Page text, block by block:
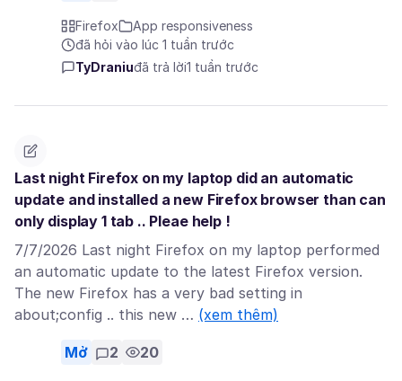
Firefox
App responsiveness
đã hỏi vào lúc 1 tuần trước
TyDraniuđã trả lời1 tuần trước
Last night Firefox on my laptop did an automatic
update and installed a new Firefox browser than can
only display 1 tab .. Pleae help !
7/7/2026 Last night Firefox on my laptop performed
an automatic update to the latest Firefox version.
The new Firefox has a very bad setting in
about;config .. this new … (xem thêm)
Mở 2 20